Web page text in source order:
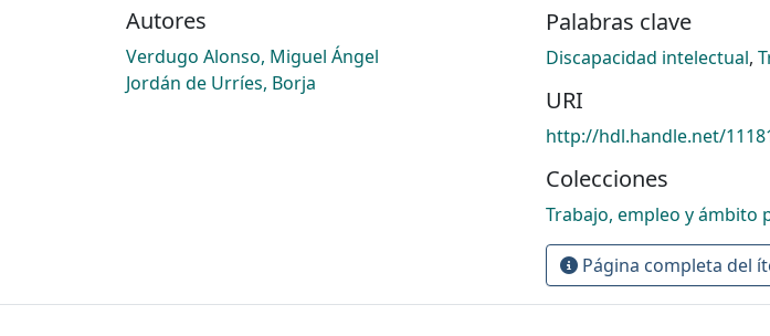
Autores
Verdugo Alonso, Miguel Ángel
Jordán de Urríes, Borja
Palabras clave
Discapacidad intelectual,
URI
http://hdl.handle.net/
Colecciones
Trabajo, empleo y ámbito
Página completa del